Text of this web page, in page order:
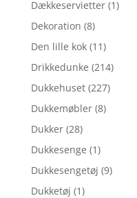
Dækkeservietter (1)
Dekoration (8)
Den lille kok (11)
Drikkedunke (214)
Dukkehuset (227)
Dukkemøbler (8)
Dukker (28)
Dukkesenge (1)
Dukkesengetøj (9)
Dukketøj (1)